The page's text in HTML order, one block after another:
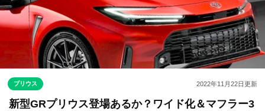
プリウス 2022年11月22日更新
新型GRプリウス登場あるか？ワイド化＆マフラー3